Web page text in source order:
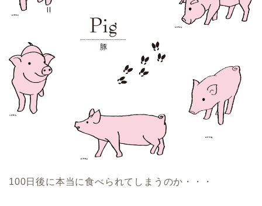
100日後に本当に食べられてしまうのか・・・